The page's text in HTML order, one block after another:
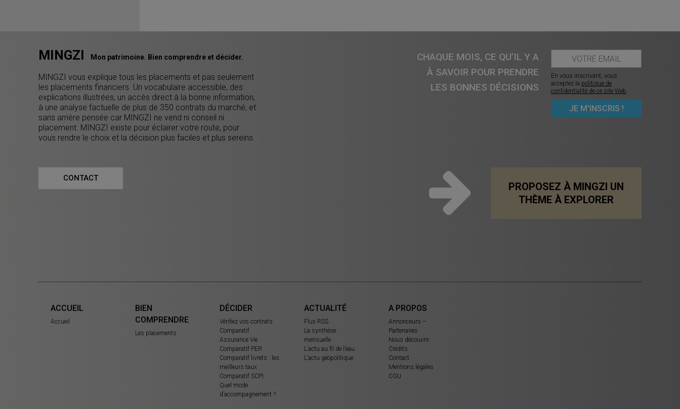
MINGZI Mon patrimoine. Bien comprendre et décider.
MINGZI vous explique tous les placements et pas seulement
les placements financiers. Un vocabulaire accessible, des
explications illustrées, un accès direct à la bonne information,
à une analyse factuelle de plus de 350 contrats du marché, et
sans arrière pensée car MINGZI ne vend ni conseil ni
placement. MINGZI existe pour éclairer votre route, pour
vous rendre le choix et la décision plus faciles et plus sereins.
CHAQUE MOIS, CE QU’IL Y A
À SAVOIR POUR PRENDRE
LES BONNES DÉCISIONS
En vous inscrivant, vous
acceptez la politique de
confidentialité de ce site Web.
CONTACT
PROPOSEZ À MINGZI UN
THÈME À EXPLORER
ACCUEIL
Accueil
BIEN
COMPRENDRE
Les placements
DÉCIDER
Vérifiez vos contrats
Comparatif
Assurance Vie
Comparatif PER
Comparatif livrets : les
meilleurs taux
Comparatif SCPI
Quel mode
d’accompagnement ?
ACTUALITÉ
Flux RSS
La synthèse
mensuelle
L’actu au fil de l’eau
L’actu géopolitique
A PROPOS
Annonceurs –
Partenaires
Nous découvrir
Crédits
Contact
Mentions légales
CGU